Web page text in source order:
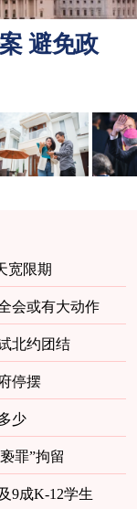
避免政
宽限期
会或有大动作
北约团结
停摆
少
罪”拘留
9成K-12学生